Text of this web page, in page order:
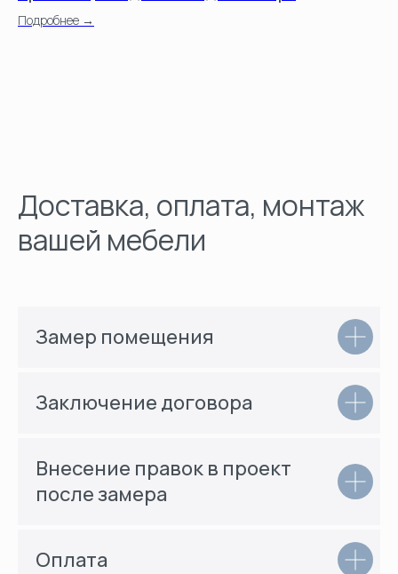
Подробнее →
Доставка, оплата, монтаж
вашей мебели
Замер помещения
Заключение договора
Внесение правок в проект
после замера
Оплата